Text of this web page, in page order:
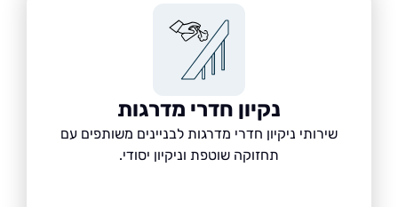
נקיון חדרי מדרגות
שירותי ניקיון חדרי מדרגות לבניינים משותפים עם
תחזוקה שוטפת וניקיון יסודי.